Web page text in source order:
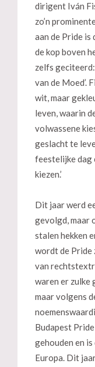
dirigent Iván
zo’n
aan de Pride
de kop boven
zelfs
van de Moed’.
wit, maar
leven, waarin
volwassene
geslacht te
feestelijke dag
kiezen.’
Dit jaar werd
gevolgd, maar
stalen hekken
wordt de Pride
van
waren er zulke
maar volgens
Budapest
gehouden en
Europa. Dit